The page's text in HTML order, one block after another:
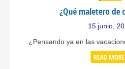
¿Qué maletero de
15 junio,
¿Pensando ya en las
READ MORE